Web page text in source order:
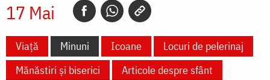
17 Mai
Viață Minuni Icoane
Locuri de pelerinaj
Mănăstiri și biserici
Articole despre sfânt